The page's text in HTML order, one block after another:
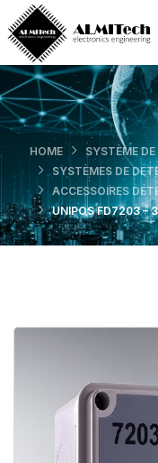
HOME
SYSTÈME
SYSTÈMES DE
ACCESSOIRES
UNIPOS FD7203 –